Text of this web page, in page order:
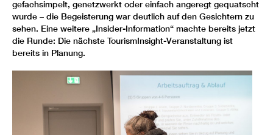
gefachsimpelt, genetzwerkt oder einfach angeregt gequatscht
wurde – die Begeisterung war deutlich auf den Gesichtern zu
sehen. Eine weitere „Insider-Information“ machte bereits jetzt
die Runde: Die nächste TourismInsight-Veranstaltung ist
bereits in Planung.